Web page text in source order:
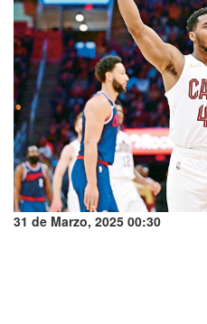
31 de Marzo, 2025 00:30